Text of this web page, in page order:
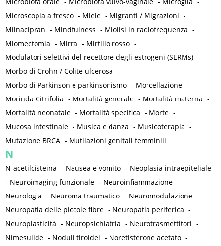
Microbiota orale - Microbiota vulvo-vaginale - Microglia -
Microscopia a fresco - Miele - Migranti / Migrazioni -
Milnacipran - Mindfulness - Miolisi in radiofrequenza -
Miomectomia - Mirra - Mirtillo rosso -
Modulatori selettivi del recettore degli estrogeni (SERMs) -
Morbo di Crohn / Colite ulcerosa -
Morbo di Parkinson e parkinsonismo - Morcellazione -
Morinda Citrifolia - Mortalità generale - Mortalità materna -
Mortalità neonatale - Mortalità specifica - Morte -
Mucosa intestinale - Musica e danza - Musicoterapia -
Mutazione BRCA - Mutilazioni genitali femminili
N
N-acetilcisteina - Nausea e vomito - Neoplasia intraepiteliale
- Neuroimaging funzionale - Neuroinfiammazione -
Neurologia - Neuroma traumatico - Neuromodulazione -
Neuropatia delle piccole fibre - Neuropatia periferica -
Neuroplasticità - Neuropsichiatria - Neurotrasmettitori -
Nimesulide - Noduli tiroidei - Noretisterone acetato -